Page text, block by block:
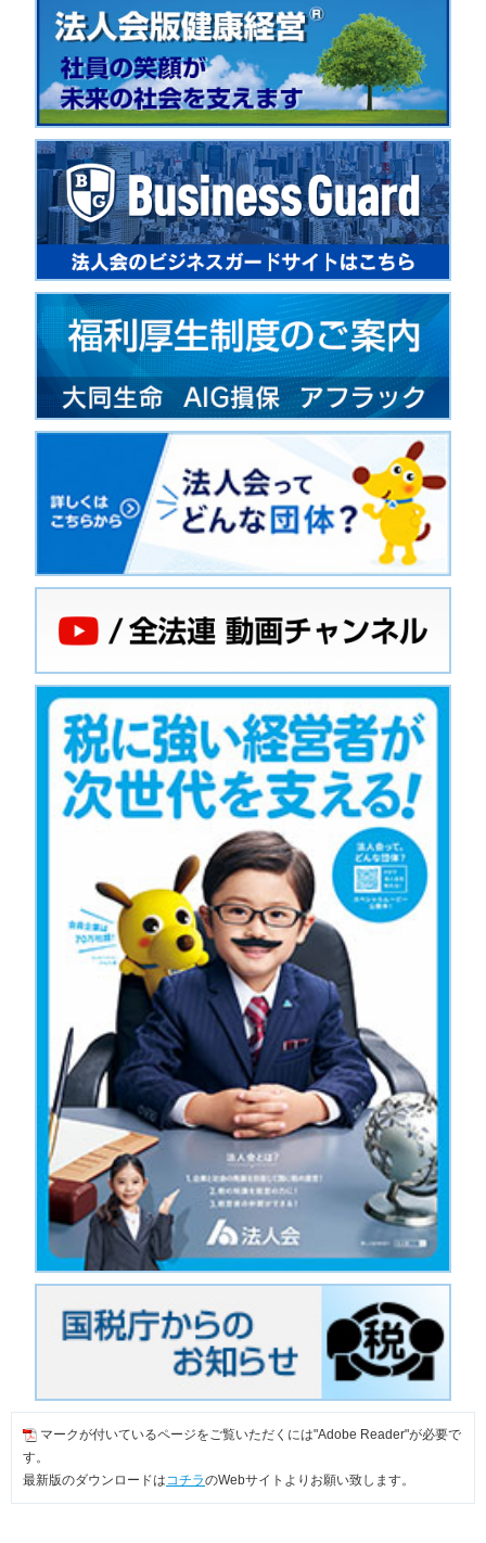
マークが付いているページをご覧いただくには"Adobe Reader"が必要で
す。
最新版のダウンロードはコチラのWebサイトよりお願い致します。